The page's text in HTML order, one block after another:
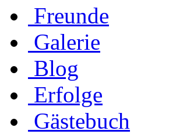
Freunde
Galerie
Blog
Erfolge
Gästebuch